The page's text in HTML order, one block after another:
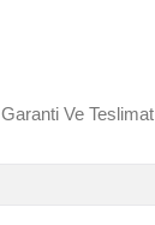
Garanti Ve Teslimat